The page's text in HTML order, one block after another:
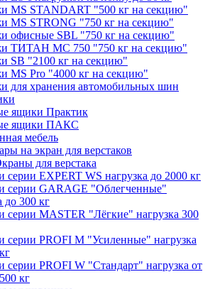
MS STANDART "500 кг на секцию"
MS STRONG "750 кг на секцию"
офисные SBL "750 кг на секцию"
ТИТАН МС 750 "750 кг на секцию"
SB "2100 кг на секцию"
MS Pro "4000 кг на секцию"
для хранения автомобильных шин
ящики Практик
ящики ПАКС
мебель
на экран для верстаков
для верстака
серии EXPERT WS нагрузка до 2000 кг
серии GARAGE "Облегченные"
до 300 кг
серии MASTER "Лёгкие" нагрузка 300
серии PROFI M "Усиленные" нагрузка
серии PROFI W "Стандарт" нагрузка от
кг